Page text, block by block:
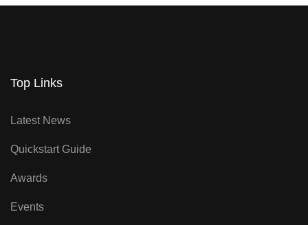
Top Links
Latest News
Quickstart Guide
Awards
Events